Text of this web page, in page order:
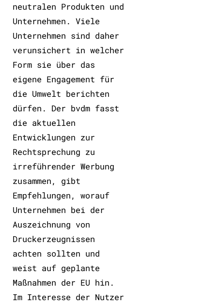
neutralen Produkten und
Unternehmen. Viele
Unternehmen sind daher
verunsichert in welcher
Form sie über das
eigene Engagement für
die Umwelt berichten
dürfen. Der bvdm fasst
die aktuellen
Entwicklungen zur
Rechtsprechung zu
irreführender Werbung
zusammen, gibt
Empfehlungen, worauf
Unternehmen bei der
Auszeichnung von
Druckerzeugnissen
achten sollten und
weist auf geplante
Maßnahmen der EU hin.
Im Interesse der Nutzer